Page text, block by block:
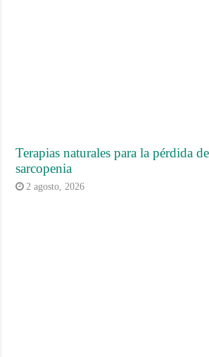
Terapias naturales para la pérdida
sarcopenia
2 agosto, 2026